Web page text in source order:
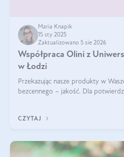
Maria Knapik
15 sty 2025
Zaktualizowano 5 sie 2026
Współpraca Olini z
w Łodzi
Przekazując nasze produkty w
bezcennego – jakość. Dla
CZYTAJ